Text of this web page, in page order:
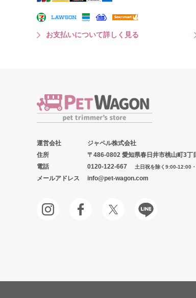
お支払いについて詳しく見る
運営会社
ジャペル株式会社
住所
〒486-0802 愛知県春日井市桃山町3丁
電話
0120-122-667 土日祝を除く9:00-12:00
メールアドレス info@pet-wagon.com